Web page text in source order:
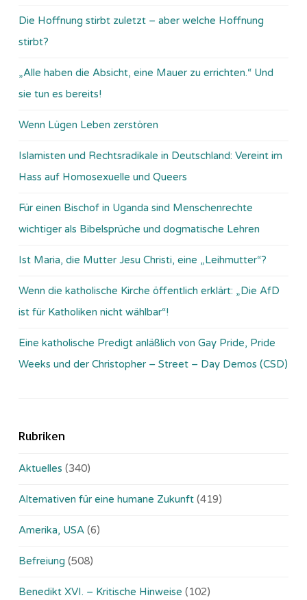
Die Hoffnung stirbt zuletzt – aber welche Hoffnung
stirbt?
„Alle haben die Absicht, eine Mauer zu errichten.“ Und
sie tun es bereits!
Wenn Lügen Leben zerstören
Islamisten und Rechtsradikale in Deutschland: Vereint im
Hass auf Homosexuelle und Queers
Für einen Bischof in Uganda sind Menschenrechte
wichtiger als Bibelsprüche und dogmatische Lehren
Ist Maria, die Mutter Jesu Christi, eine „Leihmutter“?
Wenn die katholische Kirche öffentlich erklärt: „Die AfD
ist für Katholiken nicht wählbar“!
Eine katholische Predigt anläßlich von Gay Pride, Pride
Weeks und der Christopher – Street – Day Demos (CSD)
Rubriken
Aktuelles (340)
Alternativen für eine humane Zukunft (419)
Amerika, USA (6)
Befreiung (508)
Benedikt XVI. – Kritische Hinweise (102)